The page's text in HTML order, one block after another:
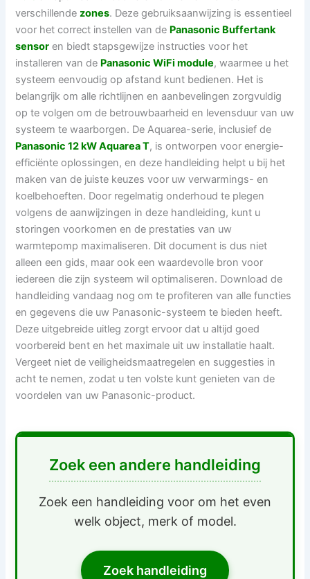
verschillendezones. Deze gebruiksaanwijzing is essentieel
voor het correct instellen van de Panasonic Buffertank
sensor en biedt stapsgewijze instructies voor het
installeren van de Panasonic WiFi module, waarmee u het
systeem eenvoudig op afstand kunt bedienen. Het is
belangrijk om alle richtlijnen en aanbevelingen zorgvuldig
op te volgen om de betrouwbaarheid en levensduur van uw
systeem te waarborgen. De Aquarea-serie, inclusief de
Panasonic 12 kW Aquarea T, is ontworpen voor energie-
efficiënte oplossingen, en deze handleiding helpt u bij het
maken van de juiste keuzes voor uw verwarmings- en
koelbehoeften. Door regelmatig onderhoud te plegen
volgens de aanwijzingen in deze handleiding, kunt u
storingen voorkomen en de prestaties van uw
warmtepomp maximaliseren. Dit document is dus niet
alleen een gids, maar ook een waardevolle bron voor
iedereen die zijn systeem wil optimaliseren. Download de
handleiding vandaag nog om te profiteren van alle functies
en gegevens die uw Panasonic-systeem te bieden heeft.
Deze uitgebreide uitleg zorgt ervoor dat u altijd goed
voorbereid bent en het maximale uit uw installatie haalt.
Vergeet niet de veiligheidsmaatregelen en suggesties in
acht te nemen, zodat u ten volste kunt genieten van de
voordelen van uw Panasonic-product.
Zoek een andere handleiding
Zoek een handleiding voor om het even
welk object, merk of model.
Zoek handleiding